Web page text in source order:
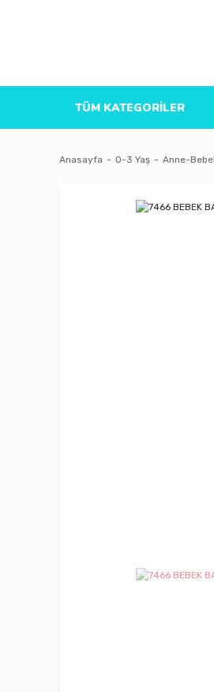
TÜM KATEGORİLER
Anasayfa 0-3 Yaş Anne-